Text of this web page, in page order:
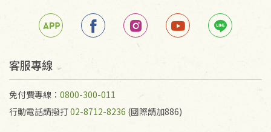
依消保法之規定提供該商品七天免費鑑賞期(含例假
日)的服務，原則上若商品未經使用或被汙損(除商品
瑕疵)，一般皆可申請退換貨。
不適用七天鑑賞期商品：
以數位或電磁紀錄形式儲存之商品、易於變質或損壞
客服專線
免付費專線： 0800-300-011
行動電話請撥打02-8712-8236 (國際請加886)